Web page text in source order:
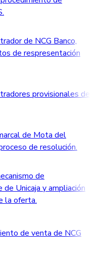
de NCG Banco,
de respresentación
provisionales de
de Mota del
de resolución.
de
Unicaja y ampliación
la oferta.
de venta de NCG